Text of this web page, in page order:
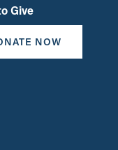
Give
NOW